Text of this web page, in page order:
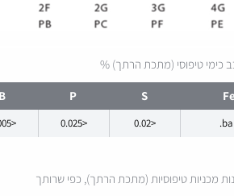
כימי טיפוסי (מתכת הרתך) %
Fe
S
P
B
<0.02
<0.025
<0.005
מכניות טיפוסיות (מתכת הרתך), כפי שרותך